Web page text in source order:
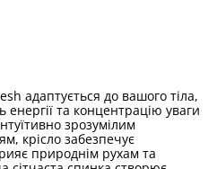
адаптується до вашого тіла,
та концентрацію уваги
зрозумілим
крісло забезпечує
природнім рухам та